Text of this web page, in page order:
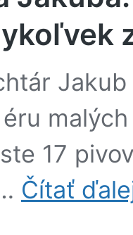
17
Čítať